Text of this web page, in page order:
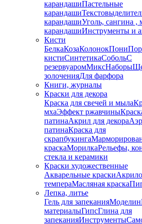
карандашиПастельные
карандаши
карандашиУголь, сангина ,
карандашиИнструменты и
Кисти
БелкаКозаКолонокПони
кистиСинтетикаСобольС
резервуаромМиксНаборы
золоченияДля фарфора
Книги, журналы
Краски для декора
Краска для свечей и мыла
мхаЭффект ржавчины
патинаАкрил для декора
патинаКраска для
скрапбукинга
краскаМорилкаРельефы,
стекла и керамики
Краски художественные
Акварельные краски
темпераМасляная краска
Лепка, литье
Гель для запеканияМоделин
материалыГипсГлина для
запеканияИнструменты